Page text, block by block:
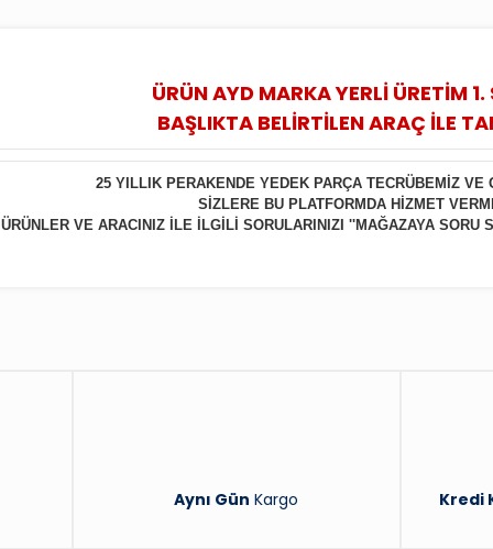
ÜRÜN AYD MARKA YERLİ ÜRETİM 1.
BAŞLIKTA BELİRTİLEN ARAÇ İLE
25 YILLIK PERAKENDE YEDEK PARÇA TECRÜBEMİZ VE
SİZLERE BU PLATFORMDA HİZMET
ÜRÜNLER VE ARACINIZ İLE İLGİLİ SORULARINIZI ''MAĞAZAYA SORU
Aynı Gün Kargo Kredi